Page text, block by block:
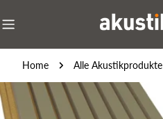
Inhalt
Home Alle Akustikprodukte
Springe
zu